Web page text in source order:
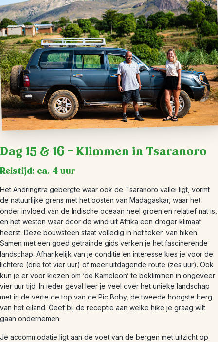
Dag 15 & 16 – Klimmen in Tsaranoro
Reistijd: ca. 4 uur
Het Andringitra gebergte waar ook de Tsaranoro vallei ligt, vormt
de natuurlijke grens met het oosten van Madagaskar, waar het
onder invloed van de Indische oceaan heel groen en relatief nat is,
en het westen waar door de wind uit Afrika een droger klimaat
heerst. Deze bouwsteen staat volledig in het teken van hiken.
Samen met een goed getrainde gids verken je het fascinerende
landschap. Afhankelijk van je conditie en interesse kies je voor de
lichtere (drie tot vier uur) of meer uitdagende route (zes uur). Ook
kun je er voor kiezen om ‘de Kameleon’ te beklimmen in ongeveer
vier uur tijd. In ieder geval leer je veel over het unieke landschap
met in de verte de top van de Pic Boby, de tweede hoogste berg
van het eiland. Geef bij de receptie aan welke hike je graag wilt
gaan ondernemen.
Je accommodatie ligt aan de voet van de bergen met uitzicht op